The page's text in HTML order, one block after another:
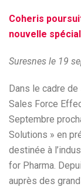
Coheris
nouvelle
Suresnes le 19
Dans le cadre de
Sales Force
Septembre
Solutions » en
destinée à
for Pharma.
auprès des